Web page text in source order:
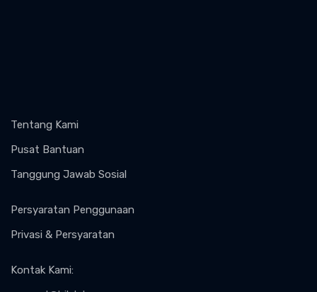
Tentang Kami
Pusat Bantuan
Tanggung Jawab Sosial
Persyaratan Penggunaan
Privasi & Persyaratan
Kontak Kami: